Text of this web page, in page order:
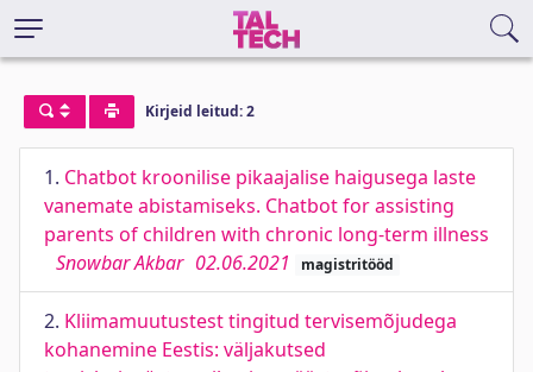
Kirjeid leitud: 2
1. Chatbot kroonilise pikaajalise haigusega laste
vanemate abistamiseks. Chatbot for assisting
parents of children with chronic long-term illness
Snowbar Akbar 02.06.2021 magistritööd
2. Kliimamuutustest tingitud tervisemõjudega
kohanemine Eestis: väljakutsed